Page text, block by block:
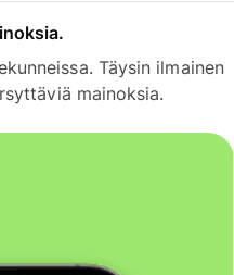
Täysin ilmainen
mainoksia.